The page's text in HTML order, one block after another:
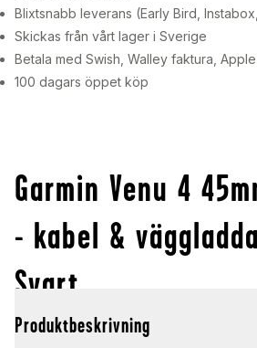
Blixtsnabb leverans (Early Bird,
Skickas från vårt lager i Sverige
Betala med Swish, Walley faktura,
100 dagars öppet köp
Garmin Venu 4
- kabel &
Svart
Produktbeskrivning